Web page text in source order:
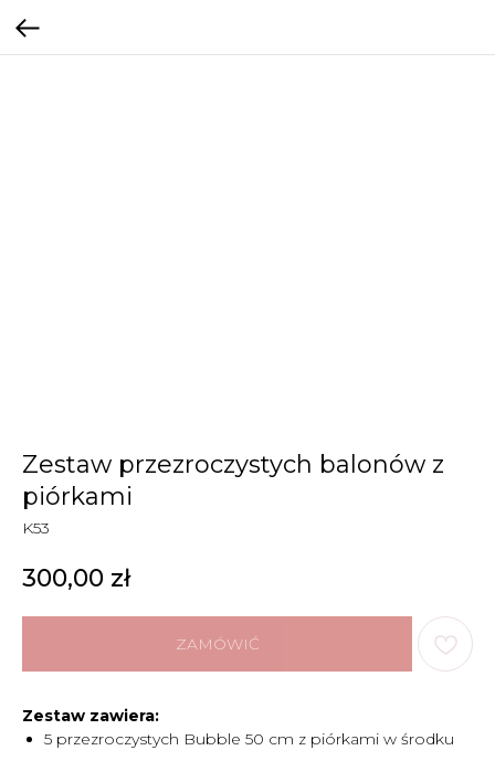
Zestaw przezroczystych balonów z
piórkami
K53
300,00 zł
ZAMÓWIĆ
Zestaw zawiera:
5 przezroczystych Bubble 50 cm z piórkami w środku